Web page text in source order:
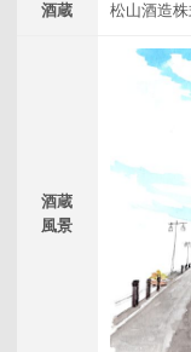
酒蔵 松山酒造
酒蔵
風景